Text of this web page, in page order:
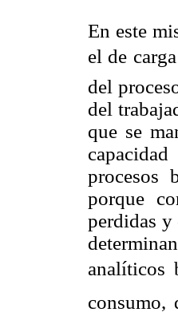
En este
el de
del
del
que se
procesos
porque
perdidas y
analíticos